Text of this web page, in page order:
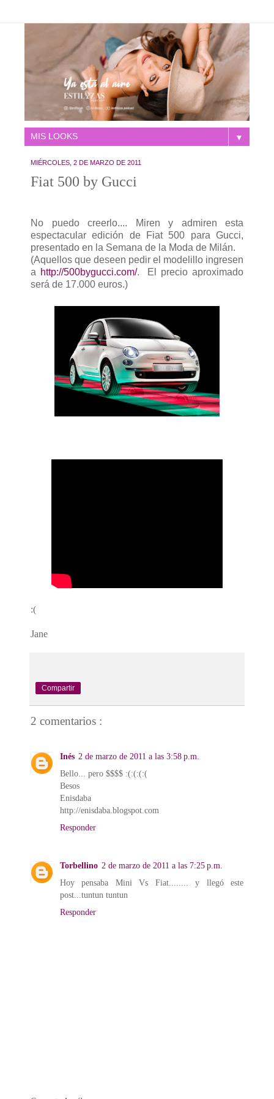
▼
MIÉRCOLES, 2 DE MARZO DE 2011
Fiat 500 by Gucci
No puedo creerlo.... Miren y admiren esta
espectacular edición de Fiat 500 para Gucci,
presentado en la Semana de la Moda de Milán.
(Aquellos que deseen pedir el modelillo ingresen
a http://500bygucci.com/. El precio aproximado
será de 17.000 euros.)
:(
Jane
Compartir
2 comentarios :
Inés 2 de marzo de 2011 a las 3:58 p.m.
Bello... pero $$$$ :(:(:(:(
Besos
Enisdaba
http://enisdaba.blogspot.com
Responder
Torbellino 2 de marzo de 2011 a las 7:25 p.m.
Hoy pensaba Mini Vs Fiat........ y llegó este
post...tuntun tuntun
Responder